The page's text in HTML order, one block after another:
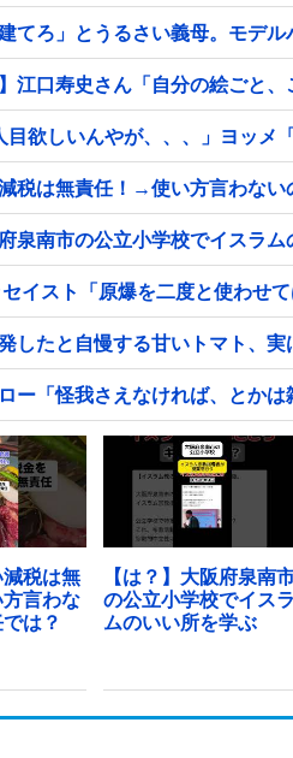
建てろ」とうるさい義母。モデ
】江口寿史さん「自分の絵ごと
目欲しいんやが、、、」ヨッメ
税は無責任！→使い方言わない
府泉南市の公立小学校でイスラ
セイスト「原爆を二度と使わ
したと自慢する甘いトマト、
ロー「怪我さえなければ、とか
税は無
言わな
は？
【は？】大阪府泉南
の公立小学校でイス
ムのいい所を学ぶ